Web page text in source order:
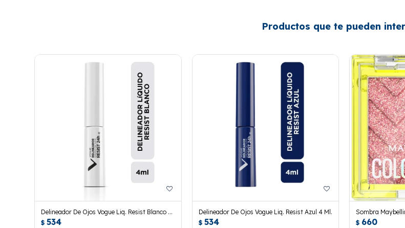
Productos que te pueden
Delineador De Ojos Vogue Liq. Resist Blanco 4
Ml.
$ 534
Delineador De Ojos Vogue Liq. Resist Azul 4 Ml.
$ 534
Sombra
$ 660